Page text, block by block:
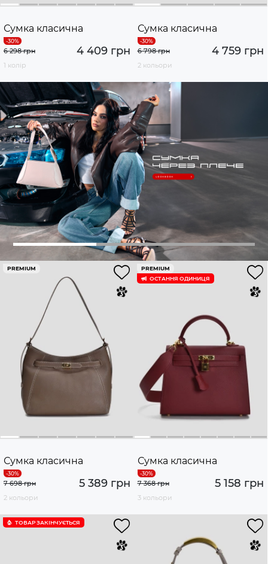
Сумка класична
4 409 грн
6 298 грн
1 колір
Сумка класична
4 759 грн
6 798 грн
2 кольори
PREMIUM
Сумка класична
5 389 грн
7 698 грн
2 кольори
PREMIUM
ОСТАННЯ ОДИНИЦЯ
Сумка класична
5 158 грн
7 368 грн
3 кольори
ТОВАР ЗАКІНЧУЄTЬСЯ